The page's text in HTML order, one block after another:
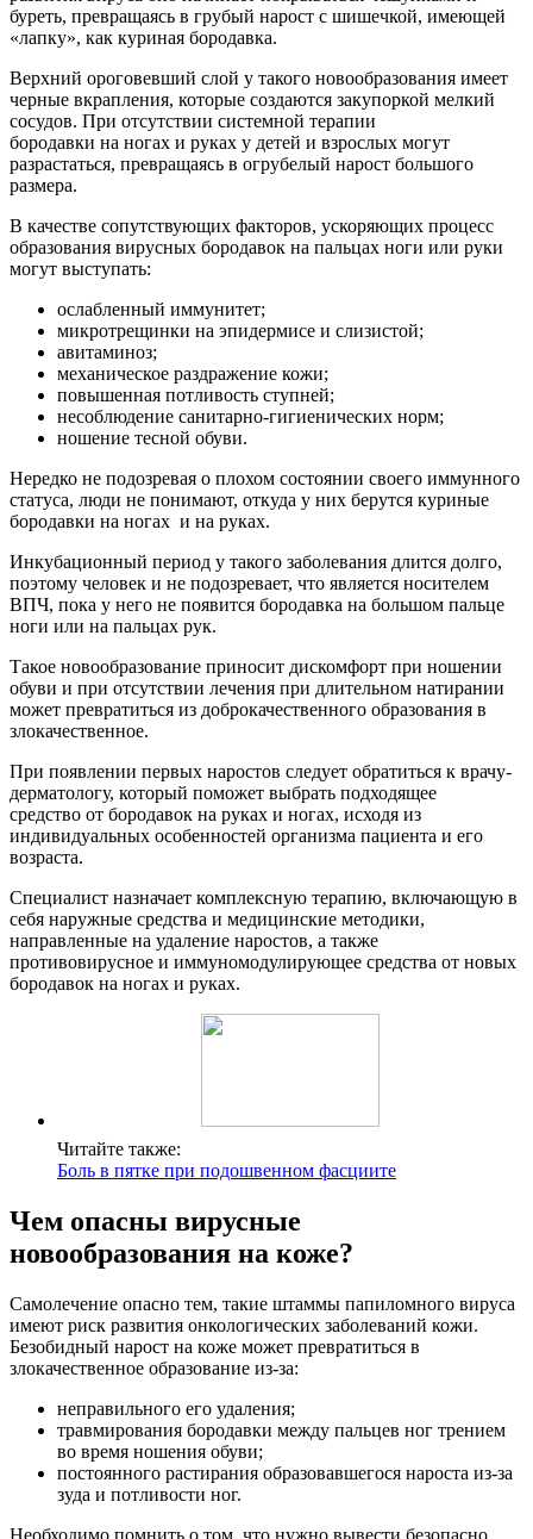
буреть, превращаясь в грубый нарост с шишечкой, имеющей
«лапку», как куриная бородавка.
Верхний ороговевший слой у такого новообразования имеет
черные вкрапления, которые создаются закупоркой мелкий
сосудов. При отсутствии системной терапии
бородавки на ногах и руках у детей и взрослых могут
разрастаться, превращаясь в огрубелый нарост большого
размера.
В качестве сопутствующих факторов, ускоряющих процесс
образования вирусных бородавок на пальцах ноги или руки
могут выступать:
ослабленный иммунитет;
микротрещинки на эпидермисе и слизистой;
авитаминоз;
механическое раздражение кожи;
повышенная потливость ступней;
несоблюдение санитарно-гигиенических норм;
ношение тесной обуви.
Нередко не подозревая о плохом состоянии своего иммунного
статуса, люди не понимают, откуда у них берутся куриные
бородавки на ногах и на руках.
Инкубационный период у такого заболевания длится долго,
поэтому человек и не подозревает, что является носителем
ВПЧ, пока у него не появится бородавка на большом пальце
ноги или на пальцах рук.
Такое новообразование приносит дискомфорт при ношении
обуви и при отсутствии лечения при длительном натирании
может превратиться из доброкачественного образования в
злокачественное.
При появлении первых наростов следует обратиться к врачу-
дерматологу, который поможет выбрать подходящее
средство от бородавок на руках и ногах, исходя из
индивидуальных особенностей организма пациента и его
возраста.
Специалист назначает комплексную терапию, включающую в
себя наружные средства и медицинские методики,
направленные на удаление наростов, а также
противовирусное и иммуномодулирующее средства от новых
бородавок на ногах и руках.
Читайте также:
Боль в пятке при подошвенном фасциите
Чем опасны вирусные
новообразования на коже?
Самолечение опасно тем, такие штаммы папиломного вируса
имеют риск развития онкологических заболеваний кожи.
Безобидный нарост на коже может превратиться в
злокачественное образование из-за:
неправильного его удаления;
травмирования бородавки между пальцев ног трением
во время ношения обуви;
постоянного растирания образовавшегося нароста из-за
зуда и потливости ног.